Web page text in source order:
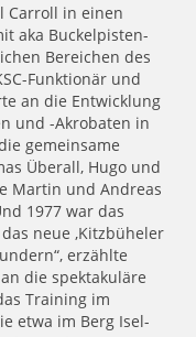
Carroll in einen
aka Buckelpisten-
Bereichen des
Funktionär und
an die Entwicklung
und -Akrobaten in
gemeinsame
Überall, Hugo und
Martin und Andreas
1977 war das
neue ,Kitzbüheler
erzählte
die spektakuläre
Training im
etwa im Berg Isel-